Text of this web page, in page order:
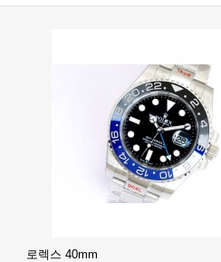
로렉스 40mm